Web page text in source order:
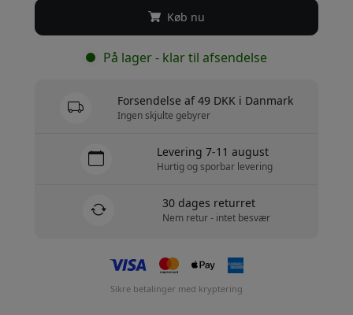
Køb nu
På lager - klar til afsendelse
Forsendelse af 49 DKK i Danmark
Ingen skjulte gebyrer
Levering 7-11 august
Hurtig og sporbar levering
30 dages returret
Nem retur - intet besvær
Sikre betalinger med kryptering